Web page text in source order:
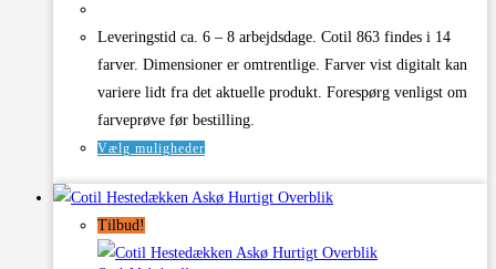
varesiden
var:
1.225 kr..
er:
1.175 kr..
Leveringstid ca. 6 – 8 arbejdsdage. Cotil 863 findes i 14
farver. Dimensioner er omtrentlige. Farver vist digitalt kan
variere lidt fra det aktuelle produkt. Forespørg venligst om
farveprøve før bestilling.
Vælg muligheder
har
varianter.
Hurtigt Overblik
Tilbud!
Hurtigt Overblik